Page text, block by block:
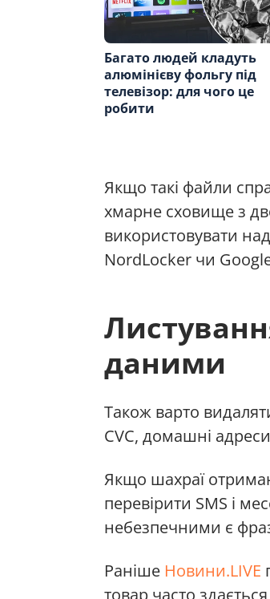
Багато людей кладуть
алюмінієву фольгу під
телевізор: для чого це
робити
Якщо такі файли
хмарне сховище з
використовувати
NordLocker чи
даними
Також варто
CVC, домашні
Якщо шахраї
перевірити SMS і
небезпечними є
Раніше Новини.LIVE
товар часто